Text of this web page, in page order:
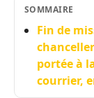
SOMMAIRE
Fin de
portée à
courrier,